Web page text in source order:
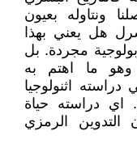
ونتاوله بعيون
هل يعني بهذا
مجردة. بل
وهو ما اهتم به
اثنولوجيا
اي دراسته حياة
التدوين الرمزي